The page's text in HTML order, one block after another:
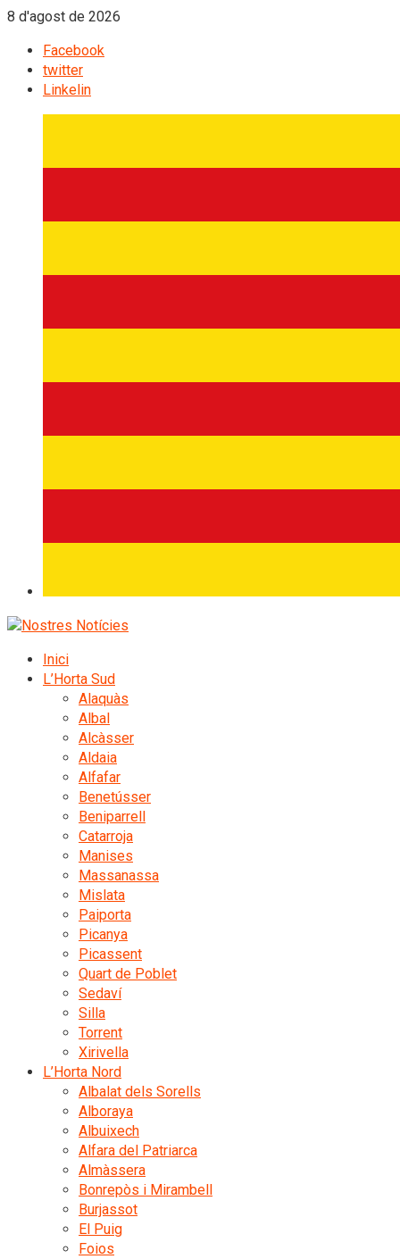
8 d'agost de 2026
Facebook
twitter
Linkelin
Inici
L’Horta Sud
Alaquàs
Albal
Alcàsser
Aldaia
Alfafar
Benetússer
Beniparrell
Catarroja
Manises
Massanassa
Mislata
Paiporta
Picanya
Picassent
Quart de Poblet
Sedaví
Silla
Torrent
Xirivella
L’Horta Nord
Albalat dels Sorells
Alboraya
Albuixech
Alfara del Patriarca
Almàssera
Bonrepòs i Mirambell
Burjassot
El Puig
Foios